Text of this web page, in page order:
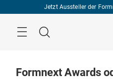
Jetzt Aussteller der
Suche
Formnext Awards